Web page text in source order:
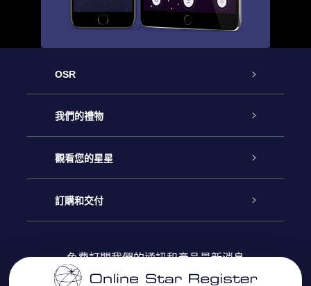
OSR
客戶服務
聯繫我們
博客
評論
我們的禮物
Online Star禮物
OSR禮物包
OSR 禮物卡
觀看您的星星
星星注册
個性化的Star Page
訂購和交付
免費訂閱我們的通訊和產品最新消息